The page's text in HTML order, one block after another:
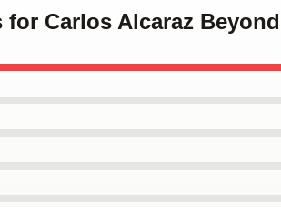
for Carlos Alcaraz